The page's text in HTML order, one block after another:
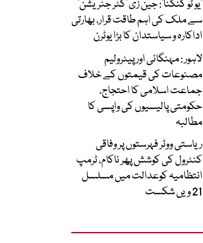
’یو ٹو کنگنا‘: جین زی ’گٹر جنریشن‘
سے ملک کی اہم طاقت قرار، بھارتی
اداکارہ و سیاستدان کا بڑا یوٹرن
لاہور : مہنگائی اور پیٹرولیم
مصنوعات کی قیمتوں کے خلاف
جماعت اسلامی کا احتجاج،
حکومتی پالیسیوں کی واپسی کا
مطالبہ
ریاستی ووٹر فہرستوں پر وفاقی
کنٹرول کی کوشش پھر ناکام، ٹرمپ
انتظامیہ کوعدالت میں مسلسل
21 ویں شکست